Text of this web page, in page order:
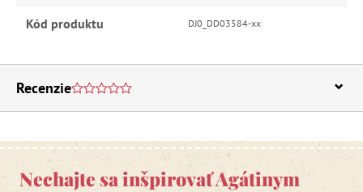
Kód produktu DJ0_DD03584-xx
Recenzie
Nechajte sa inšpirovať Agátinym